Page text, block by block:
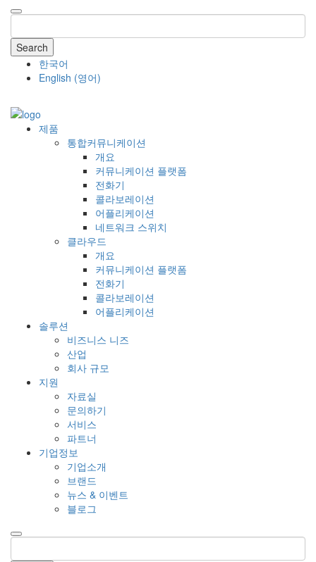
Search
한국어
English (영어)
제품
통합커뮤니케이션
개요
커뮤니케이션 플랫폼
전화기
콜라보레이션
어플리케이션
네트워크 스위치
클라우드
개요
커뮤니케이션 플랫폼
전화기
콜라보레이션
어플리케이션
솔루션
비즈니스 니즈
산업
회사 규모
지원
자료실
문의하기
서비스
파트너
기업정보
기업소개
브랜드
뉴스 & 이벤트
블로그